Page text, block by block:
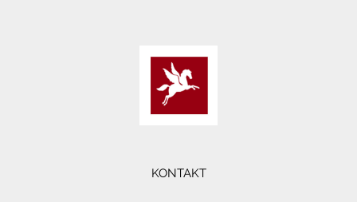
KONTAKT